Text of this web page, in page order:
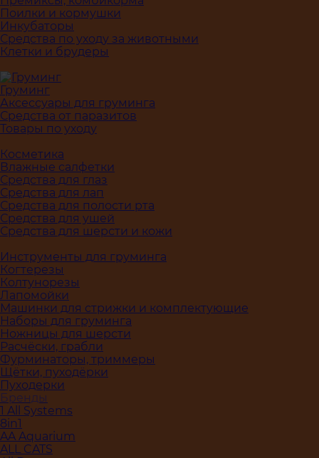
Поилки и кормушки
Инкубаторы
Средства по уходу за животными
Клетки и брудеры
Груминг
Аксессуары для груминга
Средства от паразитов
Товары по уходу
Косметика
Влажные салфетки
Средства для глаз
Средства для лап
Средства для полости рта
Средства для ушей
Средства для шерсти и кожи
Инструменты для груминга
Когтерезы
Колтунорезы
Лапомойки
Машинки для стрижки и комплектующие
Наборы для груминга
Ножницы для шерсти
Расчёски, грабли
Фурминаторы, триммеры
Щётки, пуходёрки
Пуходерки
Бренды
1 All Systems
8in1
AA Aquarium
ALL CATS